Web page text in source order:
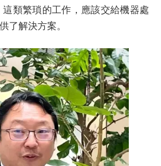
類繁瑣的工作，應該交給機器處
了解決方案。